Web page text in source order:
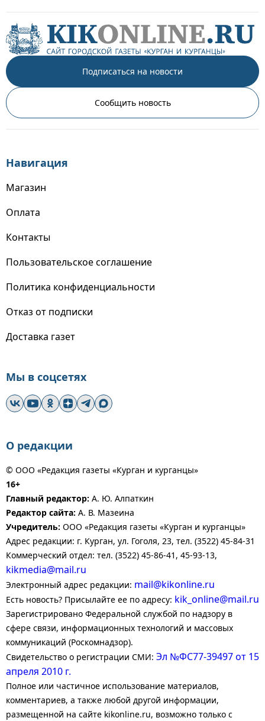
Подписаться на новости
Сообщить новость
Навигация
Магазин
Оплата
Контакты
Пользовательское соглашение
Политика конфиденциальности
Отказ от подписки
Доставка газет
Мы в соцсетях
О редакции
© ООО «Редакция газеты «Курган и курганцы»
16+
Главный редактор: А. Ю. Алпаткин
Редактор сайта: А. В. Мазеина
Учредитель: ООО «Редакция газеты «Курган и курганцы»
Адрес редакции: г. Курган, ул. Гоголя, 23, тел. (3522) 45-84-31
Коммерческий отдел: тел. (3522) 45-86-41, 45-93-13,
kikmedia@mail.ru
Электронный адрес редакции: mail@kikonline.ru
Есть новость? Присылайте ее по адресу: kik_online@mail.ru
Зарегистрировано Федеральной службой по надзору в
сфере связи, информационных технологий и массовых
коммуникаций (Роскомнадзор).
Свидетельство о регистрации СМИ: Эл №ФС77-39497 от 15
апреля 2010 г.
Полное или частичное использование материалов,
комментариев, а также любой другой информации,
размещенной на сайте kikonline.ru, возможно только с